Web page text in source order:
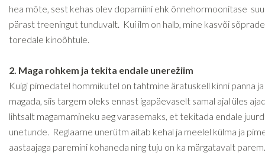
hea mõte, sest kehas olev dopamiini ehk õnnehormoonitase
pärast treeningut tunduvalt. Kui ilm on halb, mine kasvõi
toredale kinoõhtule.
2. Maga rohkem ja tekita endale unerežiim
Kuigi pimedatel hommikutel on tahtmine äratuskell kinni panna
magada, siis targem oleks ennast igapäevaselt samal ajal üles
lihtsalt magamamineku aeg varasemaks, et tekitada endale
unetunde. Reglaarne unerütm aitab kehal ja meelel külma ja
aastaajaga paremini kohaneda ning tuju on ka märgatavalt